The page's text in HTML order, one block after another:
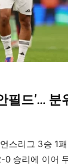
필드’… 분
스리그 3승 1
승리에 이어